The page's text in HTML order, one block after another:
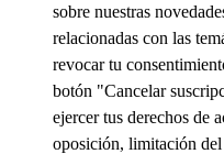
sobre nuestras
relacionadas con las
revocar tu
botón "Cancelar
ejercer tus derechos de
oposición, limitación